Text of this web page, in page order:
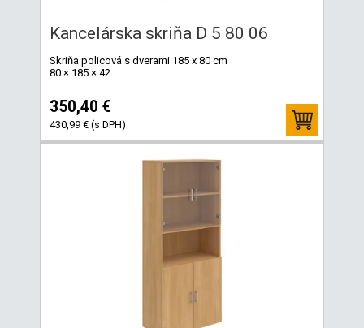
Kancelárska skriňa D 5 80 06
Skriňa policová s dverami 185 x 80 cm
80 × 185 × 42
350,40 €
430,99 € (s DPH)